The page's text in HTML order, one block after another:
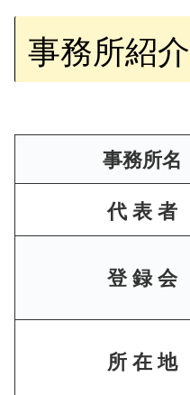
事務所紹介
事務所名
代 表者
登 録 会
所 在 地